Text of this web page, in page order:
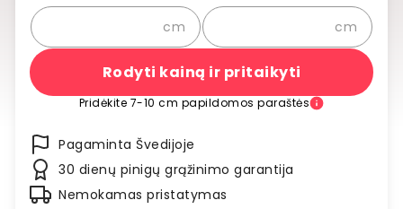
cm cm
Rodyti kainą ir pritaikyti
Pridėkite 7-10 cm papildomos paraštės
Pagaminta Švedijoje
30 dienų pinigų grąžinimo garantija
Nemokamas pristatymas